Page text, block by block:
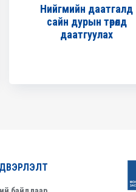
Нийгмийн даатгалд
сайн дурын төрөлд
даатгуулах